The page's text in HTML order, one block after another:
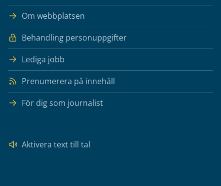
Om webbplatsen
Behandling personuppgifter
Lediga jobb
Prenumerera på innehåll
För dig som journalist
Aktivera text till tal